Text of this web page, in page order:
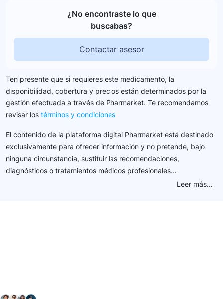
¿No encontraste lo que
buscabas?
Contactar asesor
Ten presente que si requieres este medicamento, la
disponibilidad, cobertura y precios están determinados por la
gestión efectuada a través de Pharmarket. Te recomendamos
revisar los términos y condiciones
El contenido de la plataforma digital Pharmarket está destinado
exclusivamente para ofrecer información y no pretende, bajo
ninguna circunstancia, sustituir las recomendaciones,
diagnósticos o tratamientos médicos profesionales...
Leer más...